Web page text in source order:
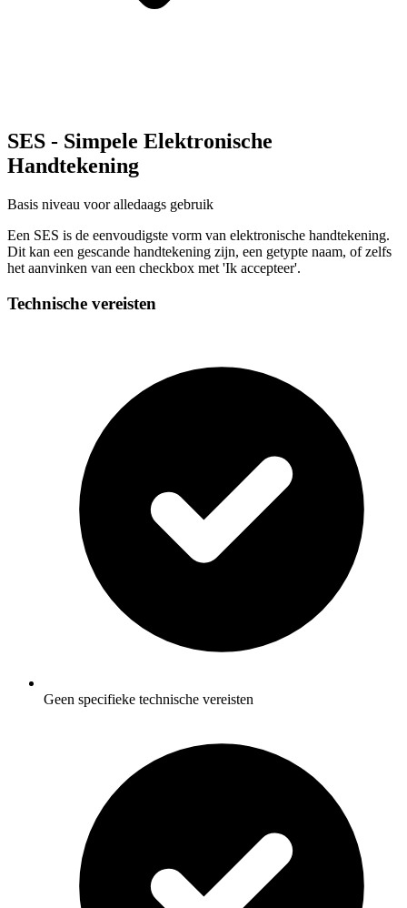
SES - Simpele Elektronische
Handtekening
Basis niveau voor alledaags gebruik
Een SES is de eenvoudigste vorm van elektronische handtekening.
Dit kan een gescande handtekening zijn, een getypte naam, of zelfs
het aanvinken van een checkbox met 'Ik accepteer'.
Technische vereisten
Geen specifieke technische vereisten